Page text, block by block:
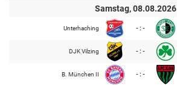
Samstag, 08.08.2026
Unterhaching - : -
DJK Vilzing - : -
B. München II - : -